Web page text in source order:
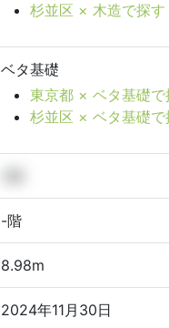
杉並区 × 木造で探す
ベタ基礎
東京都 × ベタ基礎で
杉並区 × ベタ基礎で
-階
8.98m
2024年11月30日